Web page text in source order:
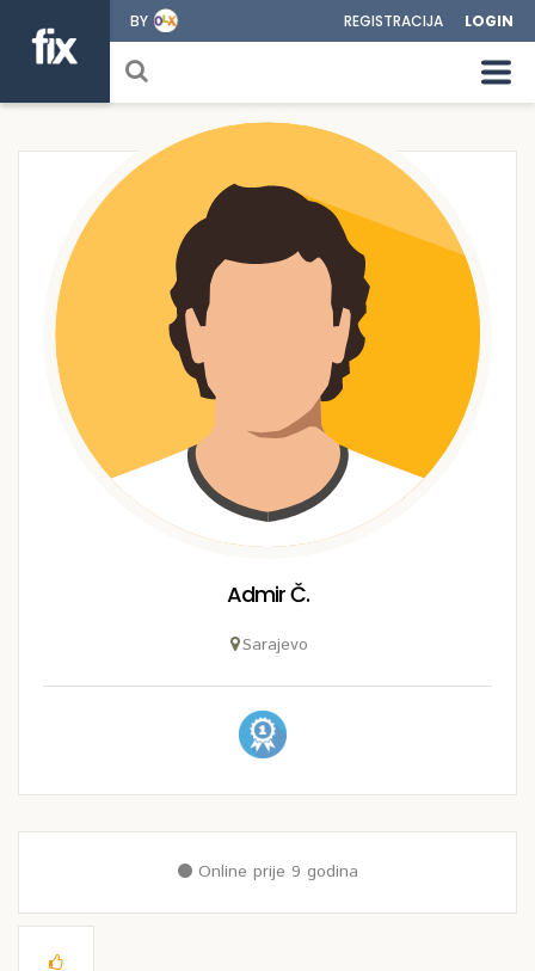
BY REGISTRACIJA LOGIN
Admir Č.
Sarajevo
Online prije 9 godina